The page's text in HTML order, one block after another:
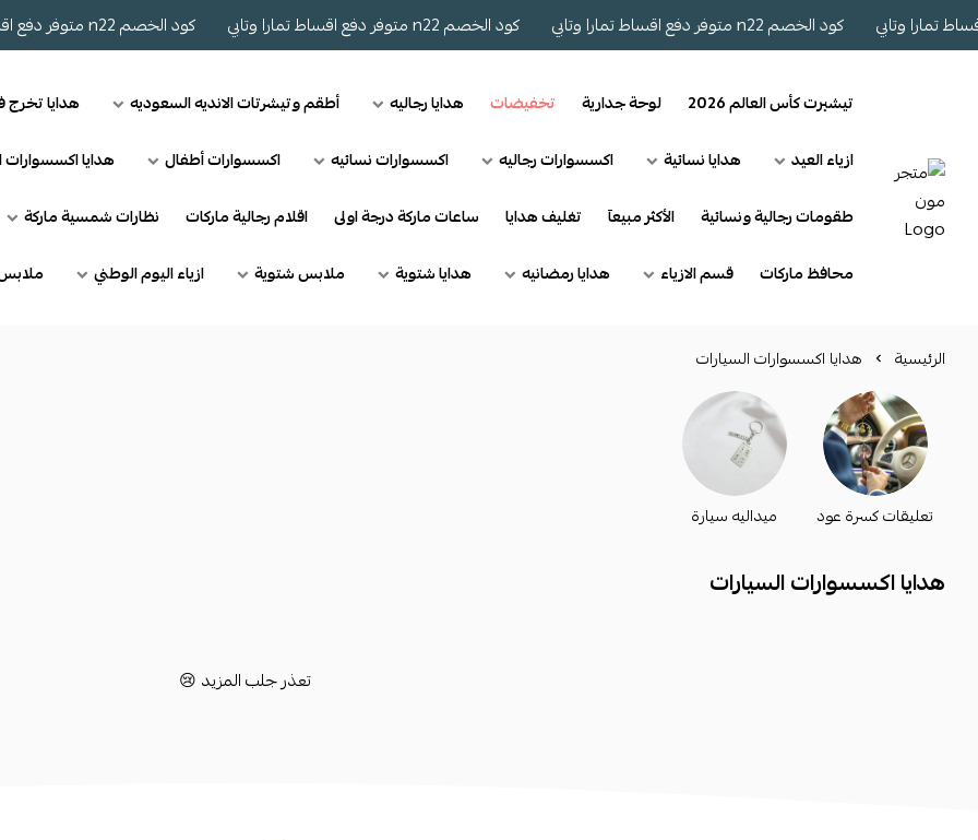
كود الخصم n22 متوفر دفع اقساط تمارا وتابي كود الخصم n22 متوفر دفع اقساط تمارا وتابي كود الخصم n22 متوفر دفع اقساط تمارا وتابي
تيشيرت كأس العالم 2026 لوحة جدارية تخفيضات هدايا رجاليه أطقم وتيشرتات الانديه السعوديه هدايا
ازياء العيد
هدايا نسائية اكسسوارات رجاليه اكسسوارات نسائيه اكسسوارات أطفال هدايا اكسسوارات
طقومات رجالية ونسائية
الأكثر مبيعآ تغليف هدايا ساعات ماركة درجة اولى اقلام رجالية ماركات نظارات شمسية ماركة
محافظ ماركات
قسم الازياء هدايا رمضانيه هدايا شتوية ملابس شتوية ازياء اليوم الوطني
الرئيسية هدايا اكسسوارات السيارات
تعليقات كسرة عود ميداليه سيارة
هدايا اكسسوارات السيارات
تعذر جلب المزيد 😢